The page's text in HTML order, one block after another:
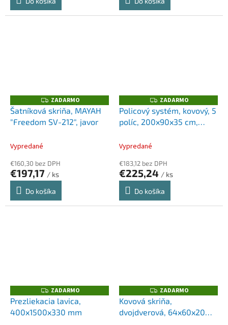
Z
A
D
A
ZADARMO
Šatníková skriňa, MAYAH
"Freedom SV-212", javor
Vypredané
€160,30 bez DPH
€197,17 / ks
Do košíka
Z
A
D
A
ZADARMO
Policový systém, kovový, 5
políc, 200x90x35 cm,
Vypredané
€183,12 bez DPH
€225,24 / ks
Do košíka
Z
A
D
A
ZADARMO
Prezliekacia lavica,
400x1500x330 mm
Z
A
D
A
ZADARMO
Kovová skriňa,
dvojdverová, 64x60x20